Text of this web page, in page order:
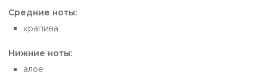
Средние ноты:
крапива
Нижние ноты:
алое